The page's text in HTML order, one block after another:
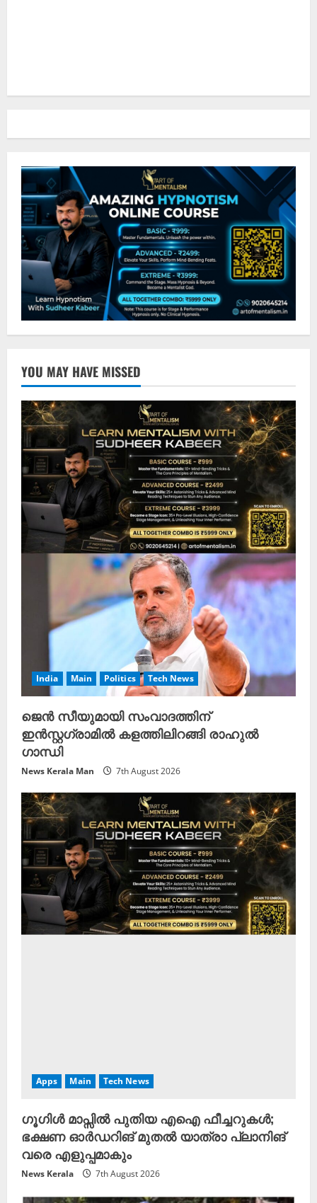
YOU MAY HAVE MISSED
India Main Politics Tech News
ജെൻ സീയുമായി സംവാദത്തിന്
ഇൻസ്റ്റഗ്രാമിൽ കളത്തിലിറങ്ങി രാഹുൽ
ഗാന്ധി
News Kerala Man 7th August 2026
Apps Main Tech News
ഗൂഗിൾ മാപ്സിൽ പുതിയ എഐ ഫീച്ചറുകൾ;
ഭക്ഷണ ഓർഡറിങ് മുതൽ യാത്രാ പ്ലാനിങ്
വരെ എളുപ്പമാകും
News Kerala 7th August 2026